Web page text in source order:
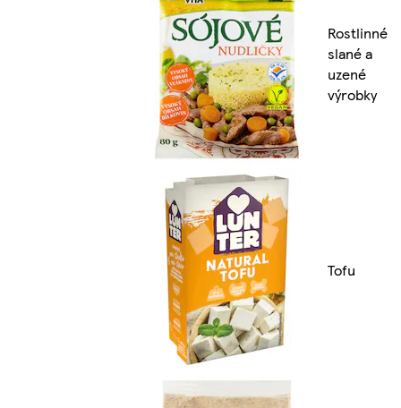
Rostlinné
slané a
uzené
výrobky
Tofu